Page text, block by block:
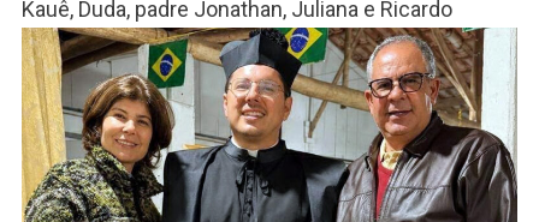
Kauê, Duda, padre Jonathan, Juliana e Ricardo